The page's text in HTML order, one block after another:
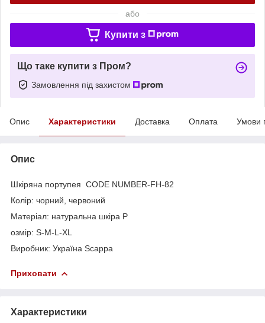
або
Купити з
Що таке купити з Пром?
Замовлення під захистом
Опис Характеристики Доставка Оплата Умови
Опис
Шкіряна портупея СODE NUMBER-FH-82
Колір: чорний, червоний
Матеріал: натуральна шкіра Р
озмір: S-M-L-XL
Виробник: Україна Scappa
Приховати
Характеристики